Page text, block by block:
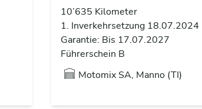
10’635 Kilometer
1. Inverkehrsetzung 18.07.2024
Garantie: Bis 17.07.2027
Führerschein B
Motomix SA, Manno (TI)